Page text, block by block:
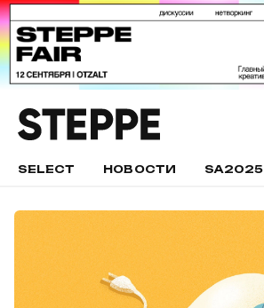
SELECT НОВОСТИ SA2025